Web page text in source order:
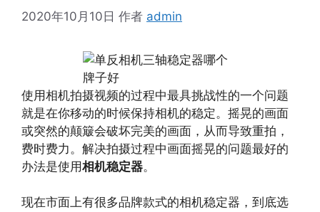
2020年10月10日 作者 admin
使用相机拍摄视频的过程中最具挑战性的一个问题
就是在你移动的时候保持相机的稳定。摇晃的画面
或突然的颠簸会破坏完美的画面，从而导致重拍，
费时费力。解决拍摄过程中画面摇晃的问题最好的
办法是使用相机稳定器。
现在市面上有很多品牌款式的相机稳定器，到底选